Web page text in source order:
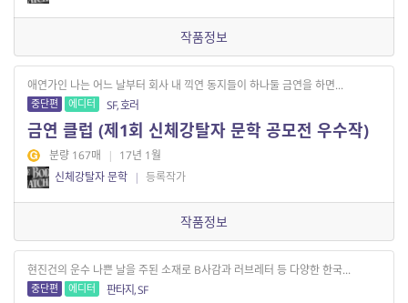
작품정보
애연가인 나는 어느 날부터 회사 내 끽연 동지들이 하나둘 금연을 하면...
중단편 에디터 SF, 호러
금연 클럽 (제1회 신체강탈자 문학 공모전 우수작)
분량 167매 | 17년 1월
신체강탈자 문학 | 등록작가
작품정보
현진건의 운수 나쁜 날을 주된 소재로 B사감과 러브레터 등 다양한 한국...
중단편 에디터 판타지, SF